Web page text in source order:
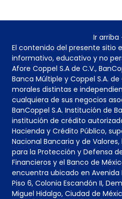
Ir arriba
El contenido del presente sitio
informativo, educativo y no
Afore Coppel S.A de C.V.,
Banca Múltiple y Coppel S.A. de
morales distintas e
cualquiera de sus negocios
BanCoppel S.A. Institución de
institución de crédito
Hacienda y Crédito Público,
Nacional Bancaria y de
para la Protección y Defensa
Financieros y el Banco de
encuentra ubicado en Avenida
Piso 6, Colonia Escandón II,
Miguel Hidalgo, Ciudad de